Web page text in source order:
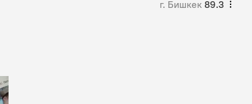
г. Бишкек 89.3